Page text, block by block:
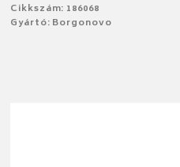
Cikkszám: 186068
Gyártó: Borgonovo